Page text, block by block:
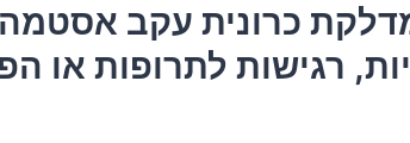
כרונית עקב
רגישות לתרופות או